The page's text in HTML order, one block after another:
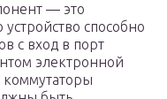
— это
способно
с вход в порт
электронной